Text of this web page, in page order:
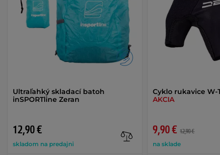
Ultraľahký skladací batoh
inSPORTline Zeran
12,90 €
skladom na predajni
Cyklo rukavice W-
AKCIA
9,90 € 12,90 €
na sklade